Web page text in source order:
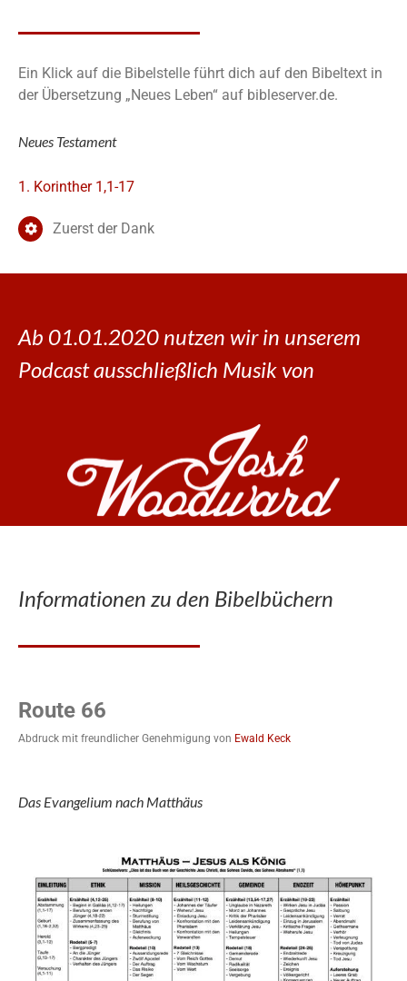
Ein Klick auf die Bibelstelle führt dich auf den Bibeltext in
der Übersetzung „Neues Leben“ auf bibleserver.de.
Neues Testament
1. Korinther 1,1-17
Zuerst der Dank
Ab 01.01.2020 nutzen wir in unserem
Podcast ausschließlich Musik von
Informationen zu den Bibelbüchern
Route 66
Abdruck mit freundlicher Genehmigung von Ewald Keck
Das Evangelium nach Matthäus